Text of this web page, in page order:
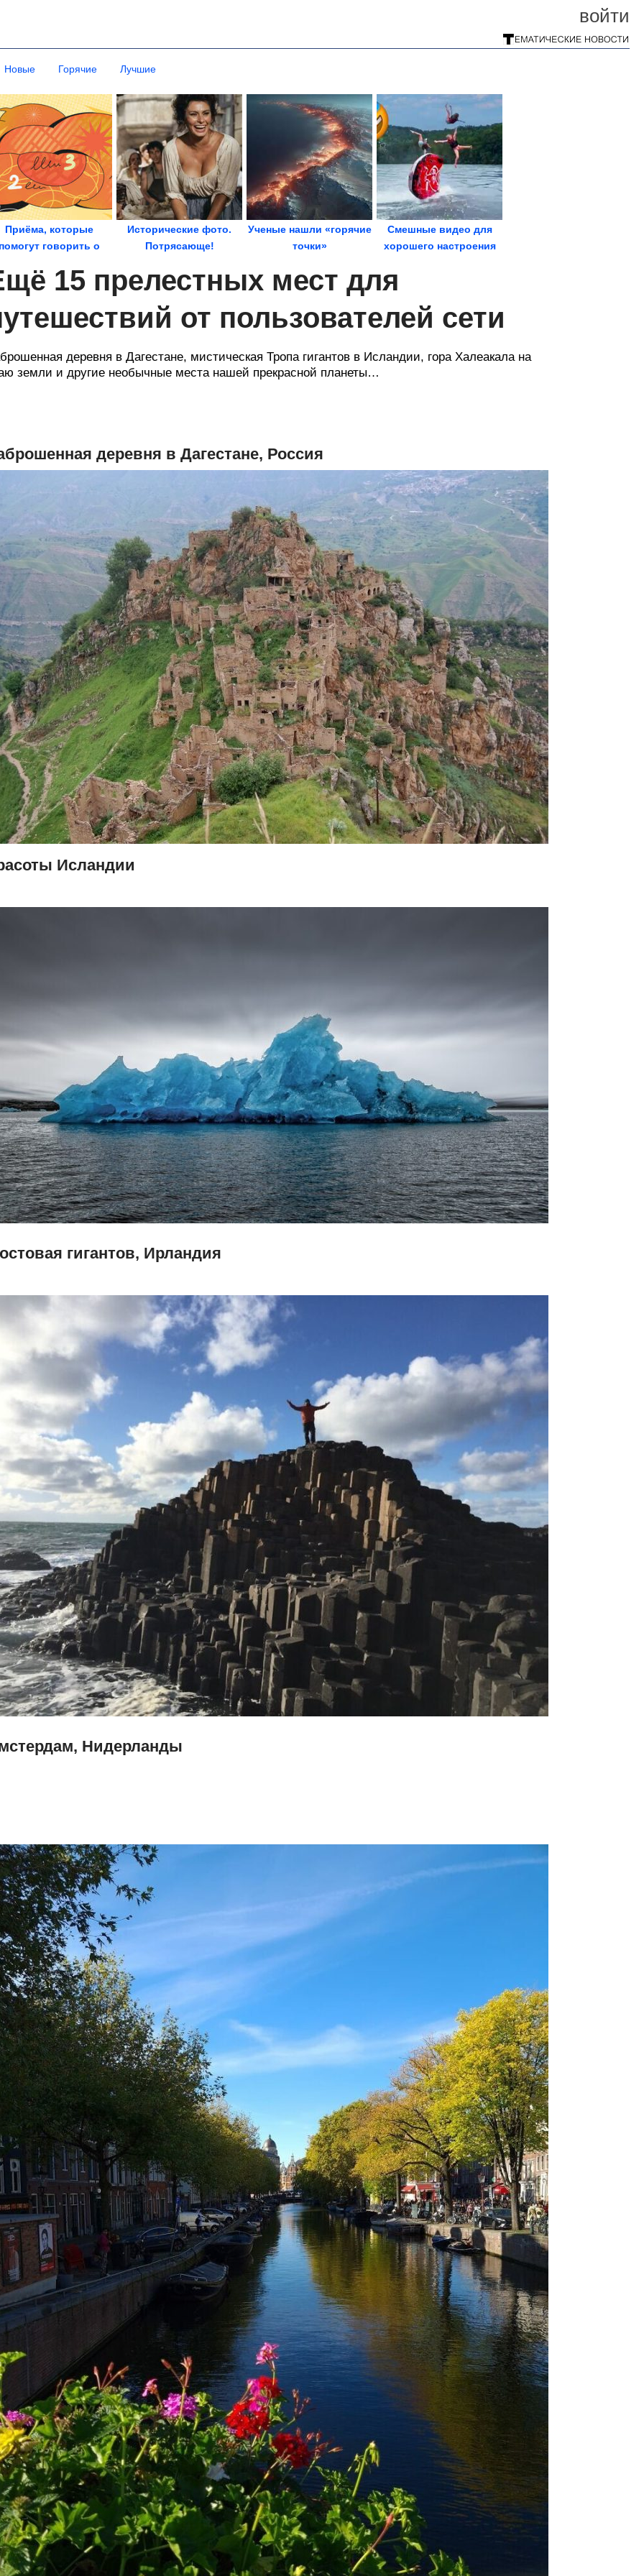
войти
Новые Горячие Лучшие
Приёма, которые
говорить о
словами
Исторические фото.
Потрясающе!
Ученые нашли «горячие
точки»
России....
Смешные видео для
хорошего настроения
15 прелестных мест для
от пользователей сети
деревня в Дагестане, мистическая Тропа гигантов в Исландии, гора Халеакала на
земли и другие необычные места нашей прекрасной планеты…
деревня в Дагестане, Россия
Исландии
гигантов, Ирландия
Нидерланды